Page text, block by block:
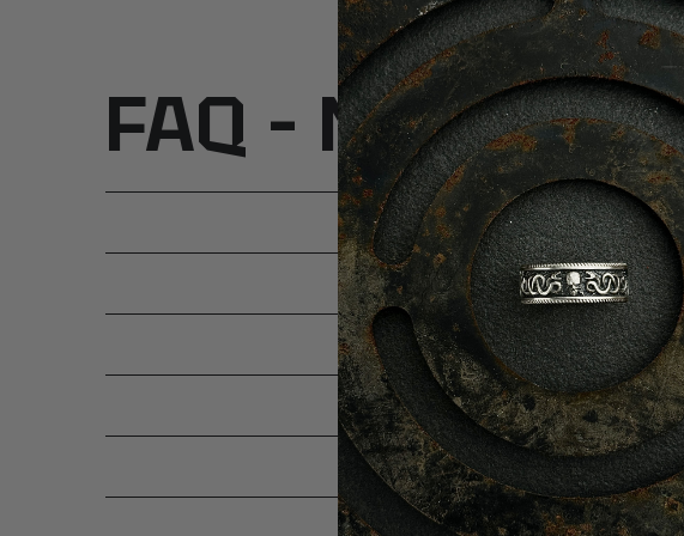
FAQ –
Z JAKIEGO
CZY
CZY MOGĘ
JAK
SKĄD POCHODZI